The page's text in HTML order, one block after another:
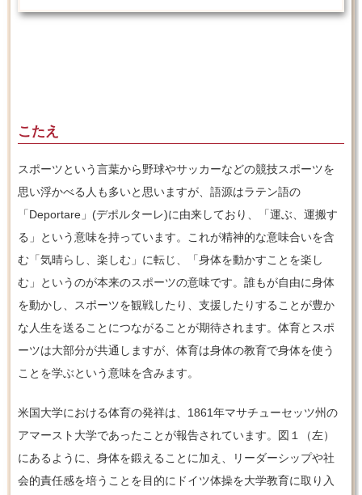
こたえ
スポーツという言葉から野球やサッカーなどの競技スポーツを
思い浮かべる人も多いと思いますが、語源はラテン語の
「Deportare」(デポルターレ)に由来しており、「運ぶ、運搬す
る」という意味を持っています。これが精神的な意味合いを含
む「気晴らし、楽しむ」に転じ、「身体を動かすことを楽し
む」というのが本来のスポーツの意味です。誰もが自由に身体
を動かし、スポーツを観戦したり、支援したりすることが豊か
な人生を送ることにつながることが期待されます。体育とスポ
ーツは大部分が共通しますが、体育は身体の教育で身体を使う
ことを学ぶという意味を含みます。
米国大学における体育の発祥は、1861年マサチューセッツ州の
アマースト大学であったことが報告されています。図１（左）
にあるように、身体を鍛えることに加え、リーダーシップや社
会的責任感を培うことを目的にドイツ体操を大学教育に取り入